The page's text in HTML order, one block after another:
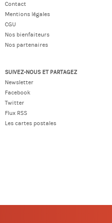
Contact
Mentions légales
CGU
Nos bienfaiteurs
Nos partenaires
SUIVEZ-NOUS ET PARTAGEZ
Newsletter
Facebook
Twitter
Flux RSS
Les cartes postales